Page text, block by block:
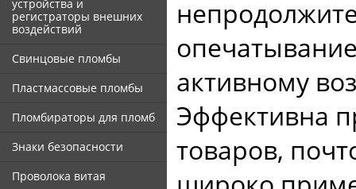
устройства и
регистраторы внешних
воздействий
Свинцовые пломбы
Пластмассовые пломбы
Пломбираторы для пломб
Знаки безопасности
Проволока витая
активному
Эффективна
товаров,